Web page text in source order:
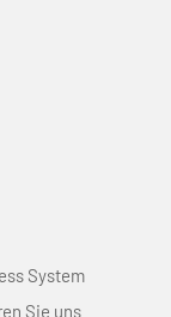
System
Sie uns